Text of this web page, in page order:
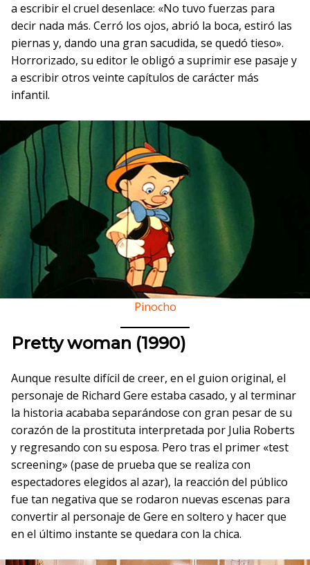
a escribir el cruel desenlace: «No tuvo fuerzas para
decir nada más. Cerró los ojos, abrió la boca, estiró las
piernas y, dando una gran sacudida, se quedó tieso».
Horrorizado, su editor le obligó a suprimir ese pasaje y
a escribir otros veinte capítulos de carácter más
infantil.
Pinocho
Pretty woman (1990)
Aunque resulte difícil de creer, en el guion original, el
personaje de Richard Gere estaba casado, y al terminar
la historia acababa separándose con gran pesar de su
corazón de la prostituta interpretada por Julia Roberts
y regresando con su esposa. Pero tras el primer «test
screening» (pase de prueba que se realiza con
espectadores elegidos al azar), la reacción del público
fue tan negativa que se rodaron nuevas escenas para
convertir al personaje de Gere en soltero y hacer que
en el último instante se quedara con la chica.